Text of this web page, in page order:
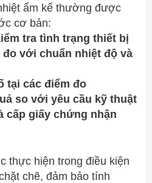
ẩm kế thường được
cơ bản:
tra tình trạng thiết bị
với chuẩn nhiệt độ và
tại các điểm đo
so với yêu cầu kỹ thuật
cấp giấy chứng nhận
thực hiện trong điều kiện
chẽ, đảm bảo tính